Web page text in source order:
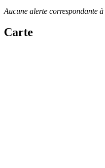
Aucune alerte correspondante
Carte